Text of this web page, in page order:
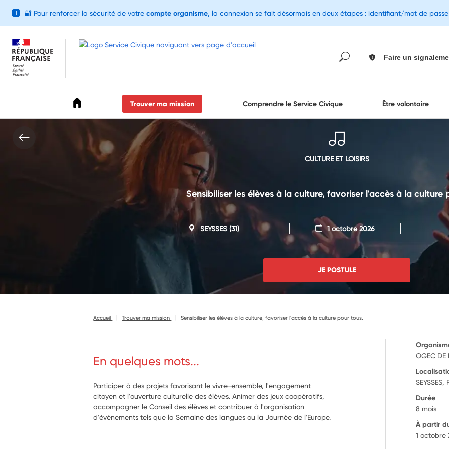
Faire un
Trouver ma mission Comprendre le Service Civique Être volontaire
CULTURE ET LOISIRS
Sensibiliser les élèves à la culture, favoriser l'accès à la culture
SEYSSES(31) 1 octobre 2026
JE POSTULE
Accueil Trouver ma mission Sensibiliser les élèves à la culture, favoriser l'accès à la culture pour tous.
En quelques mots...
Participer à des projets favorisant le vivre-ensemble, l'engagement
citoyen et l'ouverture culturelle des élèves. Animer des jeux coopératifs,
accompagner le Conseil des élèves et contribuer à l'organisation
d'événements tels que la Semaine des langues ou la Journée de l'Europe.
OGEC DE
Durée
8 mois
À partir
1 octobre
i 🔐 Pour renforcer la sécurité de votre compte organisme, la connexion se fait désormais en deux étapes : identifiant/mot de